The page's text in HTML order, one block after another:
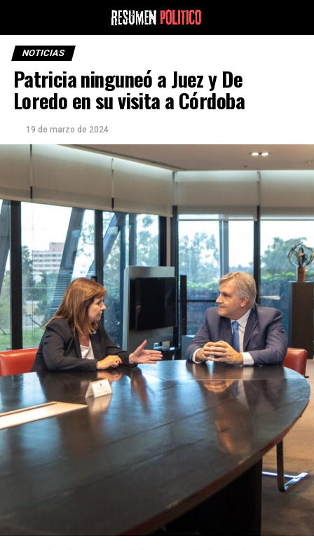
NOTICIAS
Patricia ninguneó a Juez y De
Loredo en su visita a Córdoba
19 de marzo de 2024